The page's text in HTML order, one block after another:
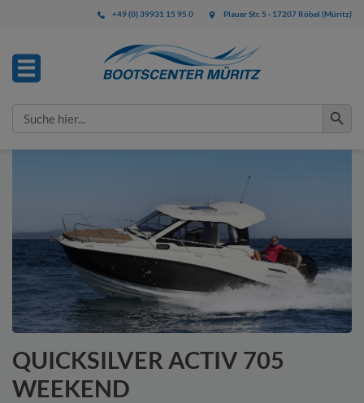
+49 (0) 39931 15 95 0 Plauer Str. 5 · 17207 Röbel (Müritz)
Search
for:
Search Button
QUICKSILVER ACTIV 705
WEEKEND
IHRE ANFRAGE
Bitte füllen Sie alle mit * gekennzeichneten Felder aus.
Diese Angaben benötigen wir zur Bearbeitung Ihrer